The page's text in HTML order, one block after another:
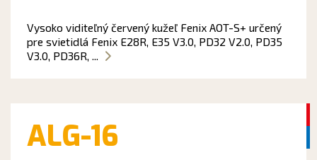
Vysoko viditeľný červený kužeľ Fenix AOT-S+ určený
pre svietidlá Fenix E28R, E35 V3.0, PD32 V2.0, PD35
V3.0, PD36R, ...
ALG-16